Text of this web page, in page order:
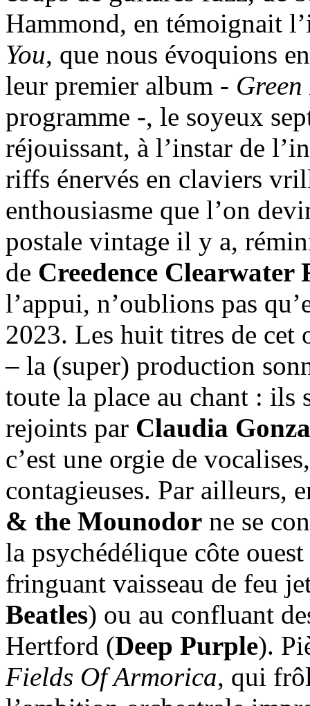
Hammond, en témoignait
You, que nous évoquions
leur premier album -
programme -, le soyeux
réjouissant, à l’instar de
riffs énervés en claviers
enthousiasme que l’on
postale vintage il y a,
de Creedence Clearwater
l’appui, n’oublions pas
2023. Les huit titres de cet
– la (super) production
toute la place au chant : ils
rejoints par Claudia
c’est une orgie de
contagieuses. Par ailleurs,
& the Mounodor ne se
la psychédélique côte
fringuant vaisseau de feu
Beatles) ou au confluant
Hertford (Deep Purple).
Fields Of Armorica, qui